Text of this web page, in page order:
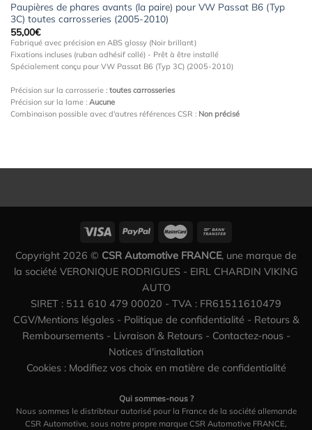
Paupières de phares avants (la paire) pour VW Passat B6 (Typ
3C) toutes carrosseries (2005-2010)
55,00€
Fabriqué avec précision en ABS glossy (Noir brillant)
Fixations incluses (ruban adhésif collé) - Prêt à être installé
Spécialement conçu pour VW Passat B6 (Typ 3C) (2005-2010)
Précision sur la carrosserie : toutes carrosseries
Précision sur la lame : Aucune
Combinaison possible avec d'autres références CSR : Non précisé
Copyright 2026 © CSR Automotive FRANCE, une marque de
la société VERONIQUE RODRIGUES - EIRL CHARDIN VIKING
AUTO
SIRET : 511 610 479 00020 - TVA : FR61511610479
CGV/Mentions légales- Politique de confidentialité - Retours &
Remboursements- Livraison & Retours- Contactez-nous-
Notices d'installation
Cookies : Modifiez vos choix en matière de confidentialité
Qui sommes-nous ?
Nous sommes le distribteur autorisé pour la France de la société allemande
CSR Automotive, sous notre propre marque CSR Automotive FRANCE,